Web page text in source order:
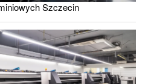
Szczecin